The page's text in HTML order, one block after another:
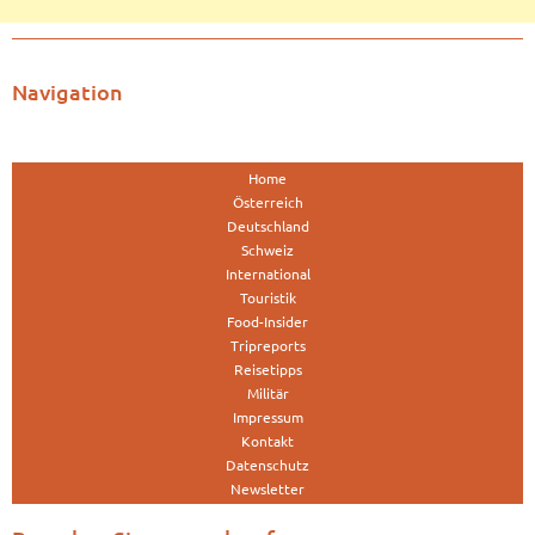
Navigation
Home
Österreich
Deutschland
Schweiz
International
Touristik
Food-Insider
Tripreports
Reisetipps
Militär
Impressum
Kontakt
Datenschutz
Newsletter